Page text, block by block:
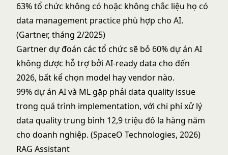
63% tổ chức không có hoặc không chắc liệu họ có
data management practice phù hợp cho AI.
(Gartner, tháng 2/2025)
Gartner dự đoán các tổ chức sẽ bỏ 60% dự án AI
không được hỗ trợ bởi AI-ready data cho đến
2026, bất kể chọn model hay vendor nào.
99% dự án AI và ML gặp phải data quality issue
trong quá trình implementation, với chi phí xử lý
data quality trung bình 12,9 triệu đô la hàng năm
cho doanh nghiệp. (SpaceO Technologies, 2026)
RAG Assistant